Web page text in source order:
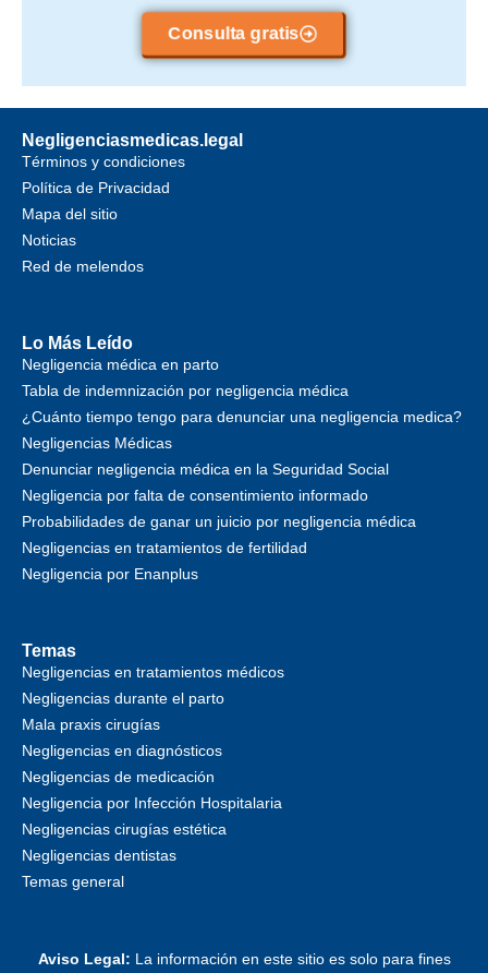
Consulta gratis
Negligenciasmedicas.legal
Términos y condiciones
Política de Privacidad
Mapa del sitio
Noticias
Red de melendos
Lo Más Leído
Negligencia médica en parto
Tabla de indemnización por negligencia médica
¿Cuánto tiempo tengo para denunciar una negligencia medica?
Negligencias Médicas
Denunciar negligencia médica en la Seguridad Social
Negligencia por falta de consentimiento informado
Probabilidades de ganar un juicio por negligencia médica
Negligencias en tratamientos de fertilidad
Negligencia por Enanplus
Temas
Negligencias en tratamientos médicos
Negligencias durante el parto
Mala praxis cirugías
Negligencias en diagnósticos
Negligencias de medicación
Negligencia por Infección Hospitalaria
Negligencias cirugías estética
Negligencias dentistas
Temas general
Aviso Legal: La información en este sitio es solo para fines